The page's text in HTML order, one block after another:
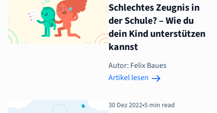
Schlechtes Zeugnis in
der Schule? – Wie du
dein Kind unterstützen
kannst
Autor: Felix Baues
Artikel lesen
30 Dez 2022•5 min read